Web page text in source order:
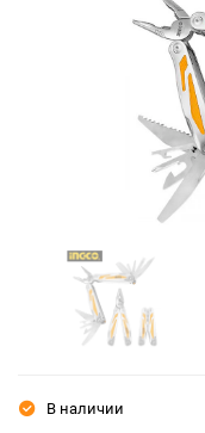
В наличии